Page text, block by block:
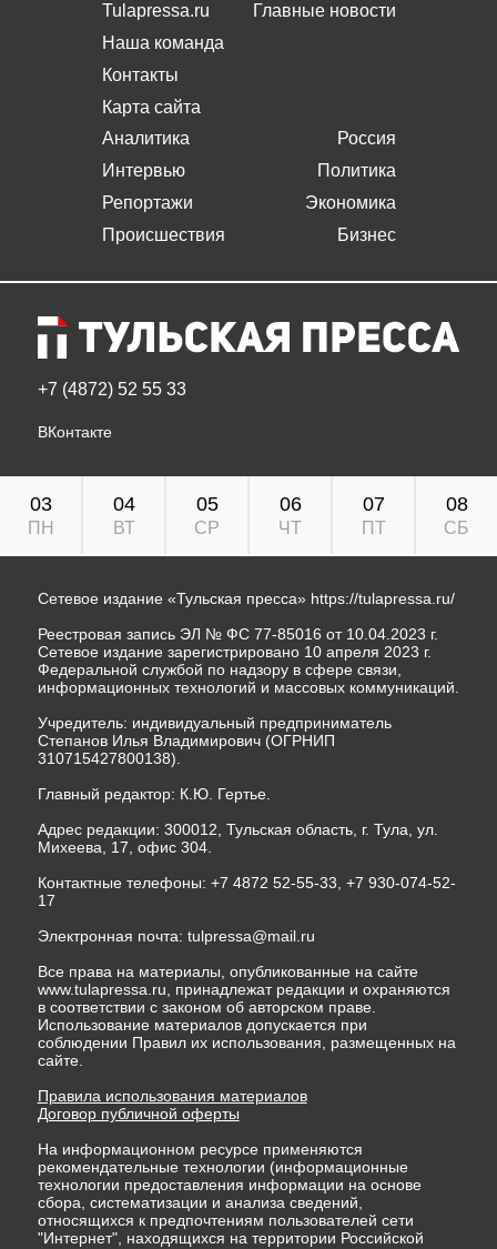
Tulapressa.ru
Наша команда
Контакты
Карта сайта
Главные новости
Аналитика
Интервью
Репортажи
Происшествия
Россия
Политика
Экономика
Бизнес
+7 (4872) 52 55 33
ВКонтакте
03
ПН
04
ВТ
05
СР
06
ЧТ
07
ПТ
08
СБ
Сетевое издание «Тульская пресса» https://tulapressa.ru/
Реестровая запись ЭЛ № ФС 77-85016 от 10.04.2023 г.
Сетевое издание зарегистрировано 10 апреля 2023 г.
Федеральной службой по надзору в сфере связи,
информационных технологий и массовых коммуникаций.
Учредитель: индивидуальный предприниматель
Степанов Илья Владимирович (ОГРНИП
310715427800138).
Главный редактор: К.Ю. Гертье.
Адрес редакции: 300012, Тульская область, г. Тула, ул.
Михеева, 17, офис 304.
Контактные телефоны: +7 4872 52-55-33, +7 930-074-52-
17
Электронная почта: tulpressa@mail.ru
Все права на материалы, опубликованные на сайте
www.tulapressa.ru, принадлежат редакции и охраняются
в соответствии с законом об авторском праве.
Использование материалов допускается при
соблюдении Правил их использования, размещенных на
сайте.
Правила использования материалов
Договор публичной оферты
На информационном ресурсе применяются
рекомендательные технологии (информационные
технологии предоставления информации на основе
сбора, систематизации и анализа сведений,
относящихся к предпочтениям пользователей сети
"Интернет", находящихся на территории Российской